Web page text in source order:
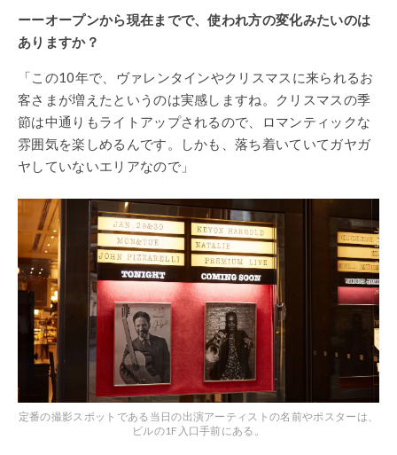
ーーオープンから現在までで、使われ方の変化みたいのは
ありますか？
「この10年で、ヴァレンタインやクリスマスに来られるお
客さまが増えたというのは実感しますね。クリスマスの季
節は中通りもライトアップされるので、ロマンティックな
雰囲気を楽しめるんです。しかも、落ち着いていてガヤガ
ヤしていないエリアなので」
定番の撮影スポットである当日の出演アーティストの名前やポスターは、
ビルの1F入口手前にある。